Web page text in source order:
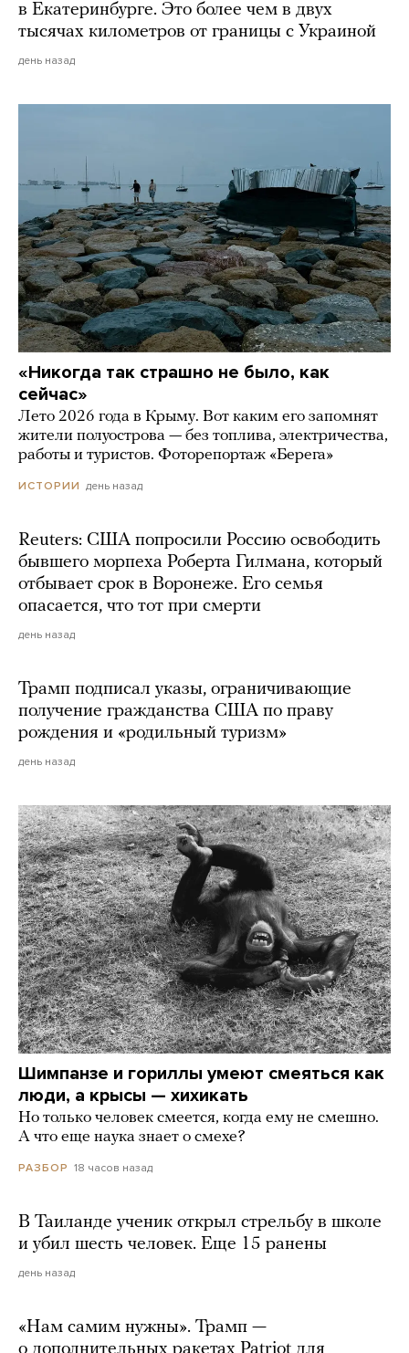
в Екатеринбурге. Это более чем в двух
тысячах километров от границы с Украиной
день назад
«Никогда так страшно не было, как
сейчас»
Лето 2026 года в Крыму. Вот каким его запомнят
жители полуострова — без топлива, электричества,
работы и туристов. Фоторепортаж «Берега»
ИСТОРИИ день назад
Reuters: США попросили Россию освободить
бывшего морпеха Роберта Гилмана, который
отбывает срок в Воронеже. Его семья
опасается, что тот при смерти
день назад
Трамп подписал указы, ограничивающие
получение гражданства США по праву
рождения и «родильный туризм»
день назад
Шимпанзе и гориллы умеют смеяться как
люди, а крысы — хихикать
Но только человек смеется, когда ему не смешно.
А что еще наука знает о смехе?
РАЗБОР 18 часов назад
В Таиланде ученик открыл стрельбу в школе
и убил шесть человек. Еще 15 ранены
день назад
«Нам самим нужны». Трамп —